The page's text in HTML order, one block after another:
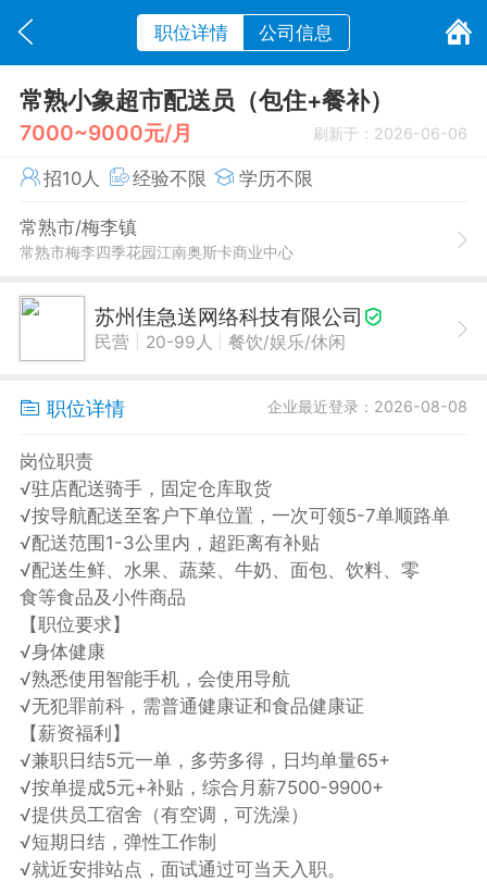
职位详情 公司信息
常熟小象超市配送员（包住+餐补）
7000~9000元/月 刷新于：2026-06-06
招10人 经验不限 学历不限
常熟市/梅李镇
常熟市梅李四季花园江南奥斯卡商业中心
苏州佳急送网络科技有限公司
民营 20-99人 餐饮/娱乐/休闲
职位详情 企业最近登录：2026-08-08
岗位职责
√驻店配送骑手，固定仓库取货
√按导航配送至客户下单位置，一次可领5-7单顺路单
√配送范围1-3公里内，超距离有补贴
√配送生鲜、水果、蔬菜、牛奶、面包、饮料、零
食等食品及小件商品
【职位要求】
√身体健康
√熟悉使用智能手机，会使用导航
√无犯罪前科，需普通健康证和食品健康证
【薪资福利】
√兼职日结5元一单，多劳多得，日均单量65+
√按单提成5元+补贴，综合月薪7500-9900+
√提供员工宿舍（有空调，可洗澡）
√短期日结，弹性工作制
√就近安排站点，面试通过可当天入职。